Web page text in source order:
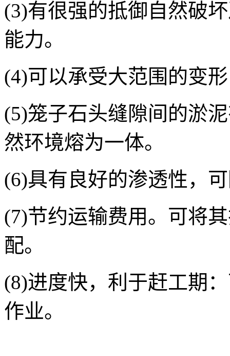
(3)有很强的抵御自然破
能力。
(4)可以承受大范围的变
(5)笼子石头缝隙间的淤
然环境熔为一体。
(6)具有良好的渗透性，
(7)节约运输费用。可将
配。
(8)进度快，利于赶工期
作业。